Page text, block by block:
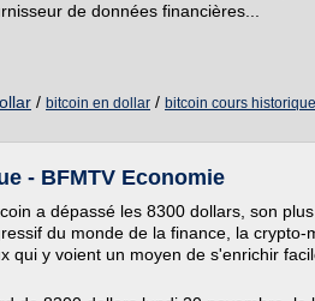
de données financières...
/ bitcoin en dollar / bitcoin cours historique
- BFMTV Economie
a dépassé les 8300 dollars, son
du monde de la finance, la crypto-
qui y voient un moyen de s'enrichir